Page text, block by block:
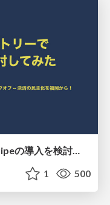
マイソースファクトリーでのStripeの導入を検討してみた
1 500